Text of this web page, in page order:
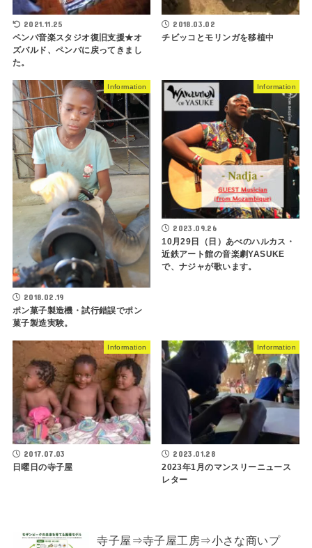
2021.11.25
ペンバ音楽スタジオ復旧支援★オ
ズバルド、ペンバに戻ってきまし
た。
2018.03.02
チビッコとモリンガを移植中
Information
2018.02.19
ポン菓子製造機・試行錯誤でポン
菓子製造実験。
Information
2023.09.26
10月29日（日）あべのハルカス・
近鉄アート館の音楽劇YASUKE
で、ナジャが歌います。
Information
2017.07.03
日曜日の寺子屋
Information
2023.01.28
2023年1月のマンスリーニュース
レター
寺子屋⇒寺子屋工房⇒小さな商いプ